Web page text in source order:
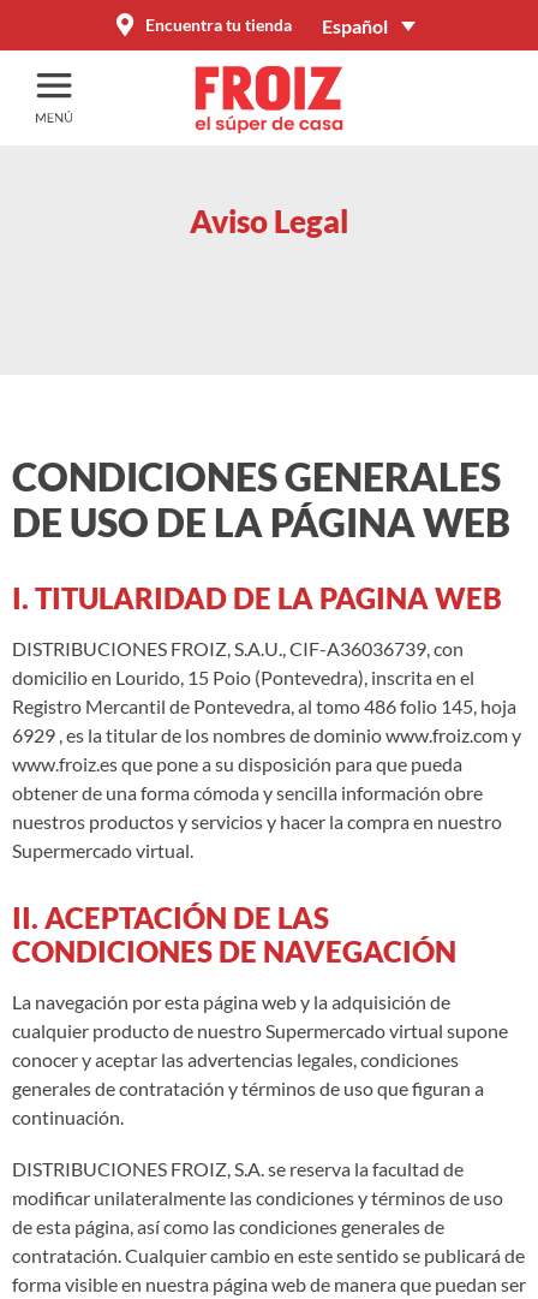
Encuentra tu tienda Español
Aviso Legal
CONDICIONES GENERALES
DE USO DE LA PÁGINA WEB
I. TITULARIDAD DE LA PAGINA WEB
DISTRIBUCIONES FROIZ, S.A.U., CIF-A36036739, con
domicilio en Lourido, 15 Poio (Pontevedra), inscrita en el
Registro Mercantil de Pontevedra, al tomo 486 folio 145, hoja
6929 , es la titular de los nombres de dominio www.froiz.com y
www.froiz.es que pone a su disposición para que pueda
obtener de una forma cómoda y sencilla información obre
nuestros productos y servicios y hacer la compra en nuestro
Supermercado virtual.
II. ACEPTACIÓN DE LAS
CONDICIONES DE NAVEGACIÓN
La navegación por esta página web y la adquisición de
cualquier producto de nuestro Supermercado virtual supone
conocer y aceptar las advertencias legales, condiciones
generales de contratación y términos de uso que figuran a
continuación.
DISTRIBUCIONES FROIZ, S.A. se reserva la facultad de
modificar unilateralmente las condiciones y términos de uso
de esta página, así como las condiciones generales de
contratación. Cualquier cambio en este sentido se publicará de
forma visible en nuestra página web de manera que puedan ser